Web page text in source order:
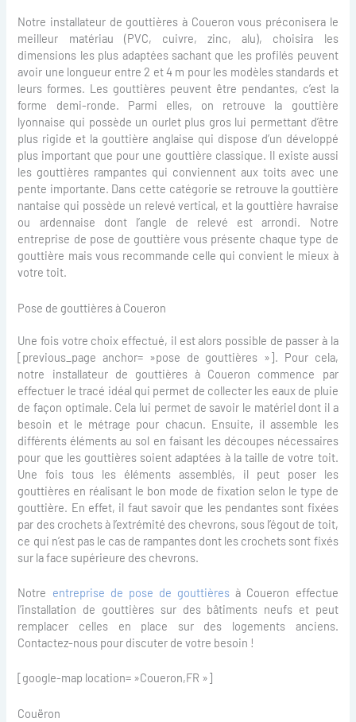
Notre installateur de gouttières à Coueron vous préconisera le
meilleur matériau (PVC, cuivre, zinc, alu), choisira les
dimensions les plus adaptées sachant que les profilés peuvent
avoir une longueur entre 2 et 4 m pour les modèles standards et
leurs formes. Les gouttières peuvent être pendantes, c’est la
forme demi-ronde. Parmi elles, on retrouve la gouttière
lyonnaise qui possède un ourlet plus gros lui permettant d’être
plus rigide et la gouttière anglaise qui dispose d’un développé
plus important que pour une gouttière classique. Il existe aussi
les gouttières rampantes qui conviennent aux toits avec une
pente importante. Dans cette catégorie se retrouve la gouttière
nantaise qui possède un relevé vertical, et la gouttière havraise
ou ardennaise dont l’angle de relevé est arrondi. Notre
entreprise de pose de gouttière vous présente chaque type de
gouttière mais vous recommande celle qui convient le mieux à
votre toit.
Pose de gouttières à Coueron
Une fois votre choix effectué, il est alors possible de passer à la
[previous_page anchor= »pose de gouttières »]. Pour cela,
notre installateur de gouttières à Coueron commence par
effectuer le tracé idéal qui permet de collecter les eaux de pluie
de façon optimale. Cela lui permet de savoir le matériel dont il a
besoin et le métrage pour chacun. Ensuite, il assemble les
différents éléments au sol en faisant les découpes nécessaires
pour que les gouttières soient adaptées à la taille de votre toit.
Une fois tous les éléments assemblés, il peut poser les
gouttières en réalisant le bon mode de fixation selon le type de
gouttière. En effet, il faut savoir que les pendantes sont fixées
par des crochets à l’extrémité des chevrons, sous l’égout de toit,
ce qui n’est pas le cas de rampantes dont les crochets sont fixés
sur la face supérieure des chevrons.
Notre entreprise de pose de gouttières à Coueron effectue
l’installation de gouttières sur des bâtiments neufs et peut
remplacer celles en place sur des logements anciens.
Contactez-nous pour discuter de votre besoin !
[google-map location= »Coueron,FR »]
Couëron